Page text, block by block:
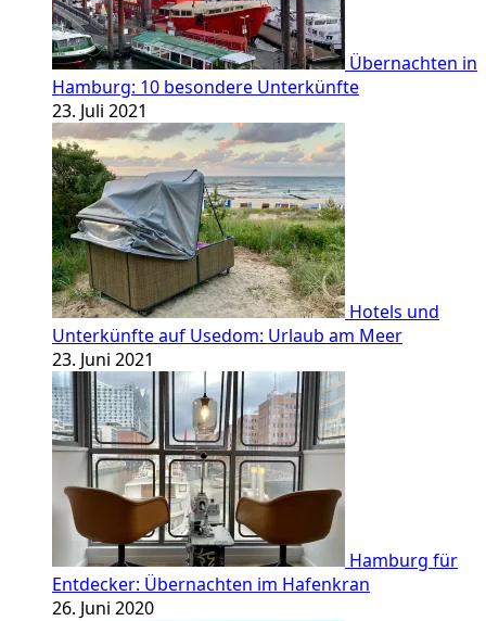
Übernachten in
Hamburg: 10 besondere Unterkünfte
23. Juli 2021
Hotels und
Unterkünfte auf Usedom: Urlaub am Meer
23. Juni 2021
Hamburg für
Entdecker: Übernachten im Hafenkran
26. Juni 2020